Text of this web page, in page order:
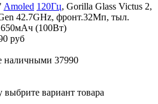
Amoled 120Гц, Gorilla Glass Victus 2,
42.7GHz, фронт.32Мп, тыл.
650мАч (100Вт)
руб
наличными 37990
выбрите вариант товара